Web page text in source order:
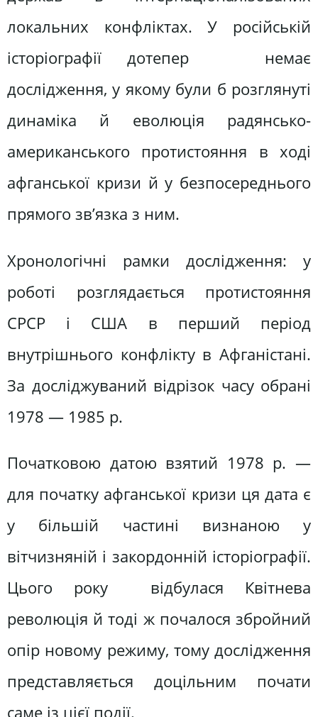
локальних конфліктах. У російській
історіографії дотепер немає
дослідження, у якому були б розглянуті
динаміка й еволюція радянсько-
американського протистояння в ході
афганської кризи й у безпосереднього
прямого зв’язка з ним.
Хронологічні рамки дослідження: у
роботі розглядається протистояння
СРСР і США в перший період
внутрішнього конфлікту в Афганістані.
За досліджуваний відрізок часу обрані
1978 — 1985 р.
Початковою датою взятий 1978 р. —
для початку афганської кризи ця дата є
у більшій частині визнаною у
вітчизняній і закордонній історіографії.
Цього року відбулася Квітнева
революція й тоді ж почалося збройний
опір новому режиму, тому дослідження
представляється доцільним почати
саме із цієї події.